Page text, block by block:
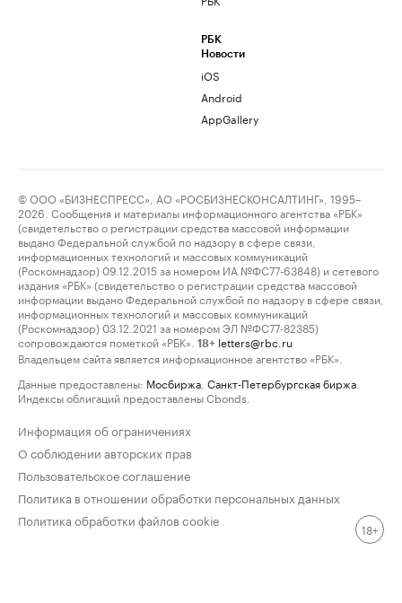
РБК
Новости
iOS
Android
AppGallery
© ООО «БИЗНЕСПРЕСС», АО «РОСБИЗНЕСКОНСАЛТИНГ», 1995–
2026. Сообщения и материалы информационного агентства «РБК»
(свидетельство о регистрации средства массовой информации
выдано Федеральной службой по надзору в сфере связи,
информационных технологий и массовых коммуникаций
(Роскомнадзор) 09.12.2015 за номером ИА №ФС77-63848) и сетевого
издания «РБК» (свидетельство о регистрации средства массовой
информации выдано Федеральной службой по надзору в сфере связи,
информационных технологий и массовых коммуникаций
(Роскомнадзор) 03.12.2021 за номером ЭЛ №ФС77-82385)
сопровождаются пометкой «РБК».
18+ letters@rbc.ru
Владельцем сайта является информационное агентство «РБК».
Данные предоставлены: Мосбиржа Санкт-Петербургская биржа
Индексы облигаций предоставлены Cbonds.
Информация об ограничениях
О соблюдении авторских прав
Пользовательское соглашение
Политика в отношении обработки персональных данных
Политика обработки файлов cookie
18+